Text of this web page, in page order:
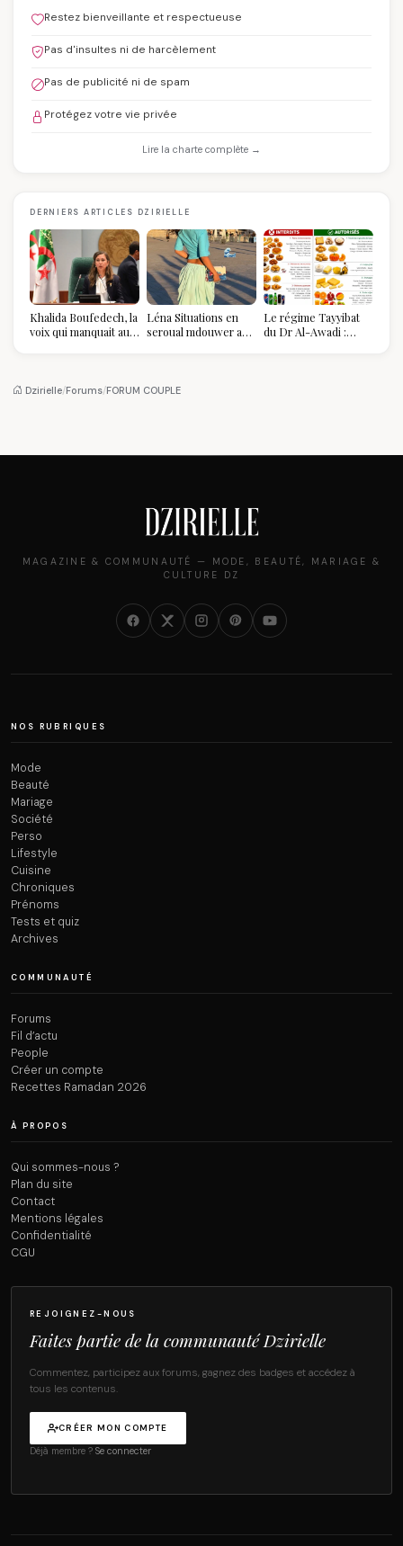
Restez bienveillante et respectueuse
Pas d'insultes ni de harcèlement
Pas de publicité ni de spam
Protégez votre vie privée
Lire la charte complète →
DERNIERS ARTICLES DZIRIELLE
Khalida Boufedech, la
voix qui manquait au
Léna Situations en
seroual mdouwer au
pièce mode de l'été
Le régime Tayyibat
du Dr Al-Awadi :
Dzirielle/Forums/FORUM COUPLE
MAGAZINE & COMMUNAUTÉ — MODE, BEAUTÉ, MARIAGE &
CULTURE DZ
NOS RUBRIQUES
Mode
Beauté
Mariage
Société
Perso
Lifestyle
Cuisine
Chroniques
Prénoms
Tests et quiz
Archives
COMMUNAUTÉ
Forums
Fil d’actu
People
Créer un compte
Recettes Ramadan 2026
À PROPOS
Qui sommes-nous ?
Plan du site
Contact
Mentions légales
Confidentialité
CGU
REJOIGNEZ-NOUS
Faites partie de la communauté Dzirielle
Commentez, participez aux forums, gagnez des badges et accédez à
tous les contenus.
CRÉER MON COMPTE
Déjà membre ? Se connecter